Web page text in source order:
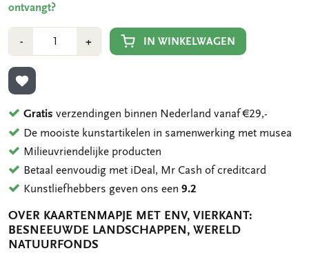
ontvangt?
-Min
1
+Plus
1
IN WINKELWAGEN
TOEVOEGEN AAN VERLANGLIJST
Gratis verzendingen binnen Nederland vanaf €29,-
De mooiste kunstartikelen in samenwerking met musea
Milieuvriendelijke producten
Betaal eenvoudig met iDeal, Mr Cash of creditcard
Kunstliefhebbers geven ons een9.2
OVER KAARTENMAPJE MET ENV, VIERKANT:
BESNEEUWDE LANDSCHAPPEN, WERELD
NATUURFONDS